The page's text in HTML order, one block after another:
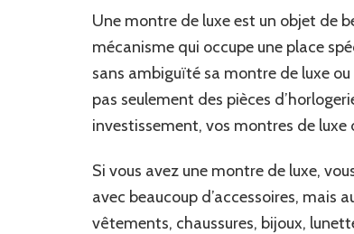
Une montre de luxe est un objet de
mécanisme qui occupe une place
sans ambiguïté sa montre de luxe
pas seulement des pièces
investissement, vos montres de
Si vous avez une montre de luxe,
avec beaucoup d’accessoires, mais
vêtements, chaussures, bijoux,